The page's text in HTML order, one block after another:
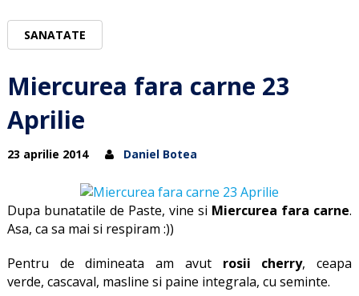
SANATATE
Miercurea fara carne 23
Aprilie
23 aprilie 2014 Daniel Botea
Dupa bunatatile de Paste, vine si Miercurea fara carne.
Asa, ca sa mai si respiram :))
Pentru de dimineata am avut rosii cherry, ceapa
verde, cascaval, masline si paine integrala, cu seminte.